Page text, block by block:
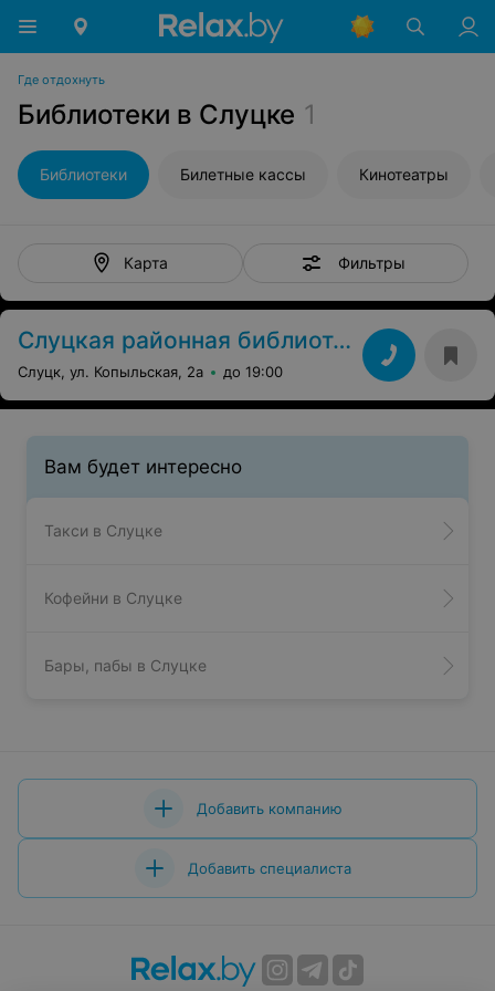
Где отдохнуть
Библиотеки в Слуцке 1
Библиотеки Билетные кассы Кинотеатры
Карта Фильтры
Слуцкая районная библиотека
Слуцк, ул. Копыльская, 2а до 19:00
Вам будет интересно
Такси в Слуцке
Кофейни в Слуцке
Бары, пабы в Слуцке
Добавить компанию
Добавить специалиста